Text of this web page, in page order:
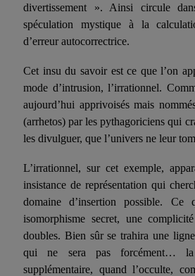
divertissement ». Ainsi circule
spéculation mystique à la
d’erreur autocorrectrice.
Cet insu du savoir est ce que l’on
mode d’intrusion, l’irrationnel.
aujourd’hui apprivoisés mais
(arrhetos) par les pytha­goriciens qui
les divulguer, que l’univers ne leur
L’irrationnel, sur cet exemple,
insistance de représentation qui
domaine d’insertion possible. Ce
isomorphisme secret, une
doubles. Bien sûr se trahira une
qui ne sera pas forcément… la
supplémentaire, quand l’occulte,